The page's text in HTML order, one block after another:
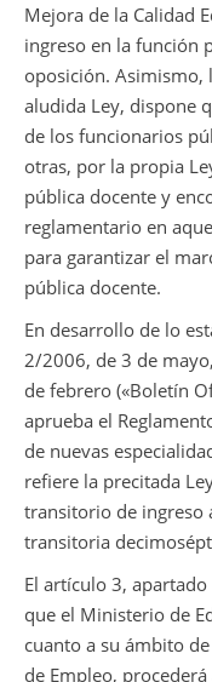
Mejora de la Calidad
ingreso en la función
oposición. Asimismo,
aludida Ley, dispone
de los funcionarios
otras, por la propia
pública docente y
reglamentario en
para garantizar el
pública docente.
En desarrollo de lo
2/2006, de 3 de
de febrero («Boletín
aprueba el
de nuevas
refiere la precitada
transitorio de ingreso
transitoria
El artículo 3,
que el Ministerio de
cuanto a su ámbito
de Empleo,